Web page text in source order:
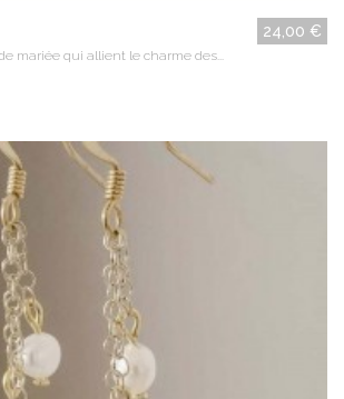
24,00 €
mariée qui allient le charme des...